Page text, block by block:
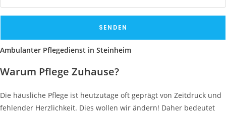
Ambulanter Pflegedienst in Steinheim
Warum Pflege Zuhause?
Die häusliche Pflege ist heutzutage oft geprägt von Zeitdruck und
fehlender Herzlichkeit. Dies wollen wir ändern! Daher bedeutet